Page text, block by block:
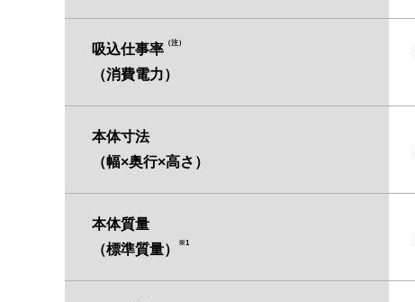
吸込仕事率 （注）
（消費電力）
本体寸法
（幅×奥行×高さ）
本体質量
（標準質量）
※1